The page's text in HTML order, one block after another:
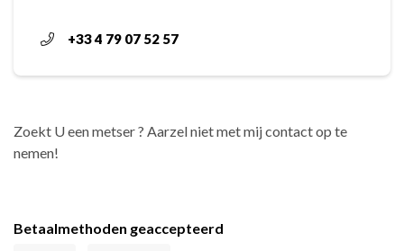
+33 4 79 07 52 57
Zoekt U een metser ? Aarzel niet met mij contact op te
nemen!
Betaalmethoden geaccepteerd